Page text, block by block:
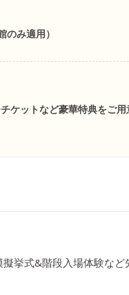
み適用）
ケットなど豪華特典をご用
挙式&階段入場体験など